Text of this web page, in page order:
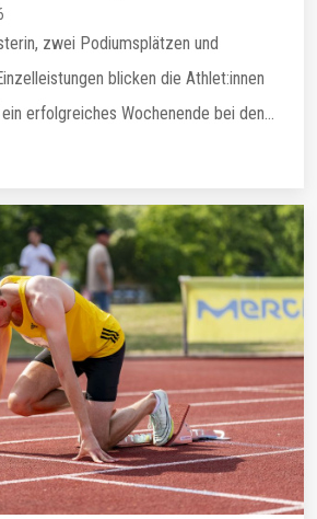
zwei Podiumsplätzen und
blicken die Athlet:innen
erfolgreiches Wochenende bei den...